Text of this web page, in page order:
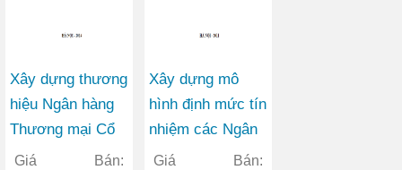
Xây dựng thương
hiệu Ngân hàng
Thương mại Cổ
phần Ngoại
Giá Bán:
Xây dựng mô
hình định mức tín
nhiệm các Ngân
hàng Thương mại
Giá Bán: